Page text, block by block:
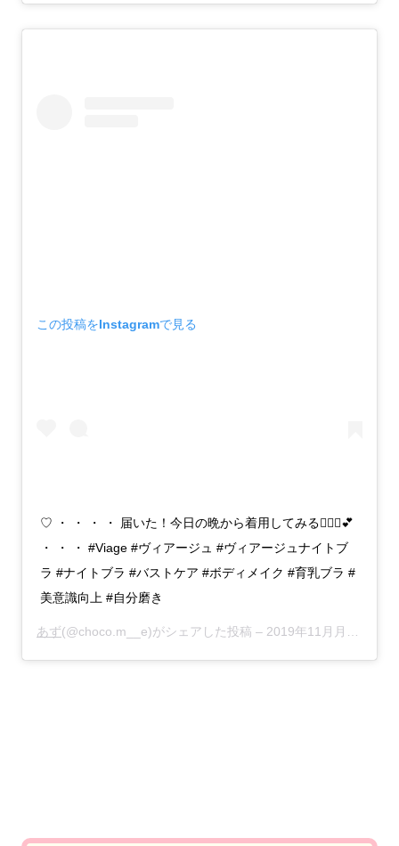
この投稿をInstagramで見る
♡ ・ ・ ・ ・ 届いた！今日の晩から着用してみる🙋🏻‍♀️💕
・ ・ ・ #Viage #ヴィアージュ #ヴィアージュナイトブ
ラ #ナイトブラ #バストケア #ボディメイク #育乳ブラ #
美意識向上 #自分磨き
あず(@choco.m__e)がシェアした投稿 – 2019年11月月28日午前3時18分PST